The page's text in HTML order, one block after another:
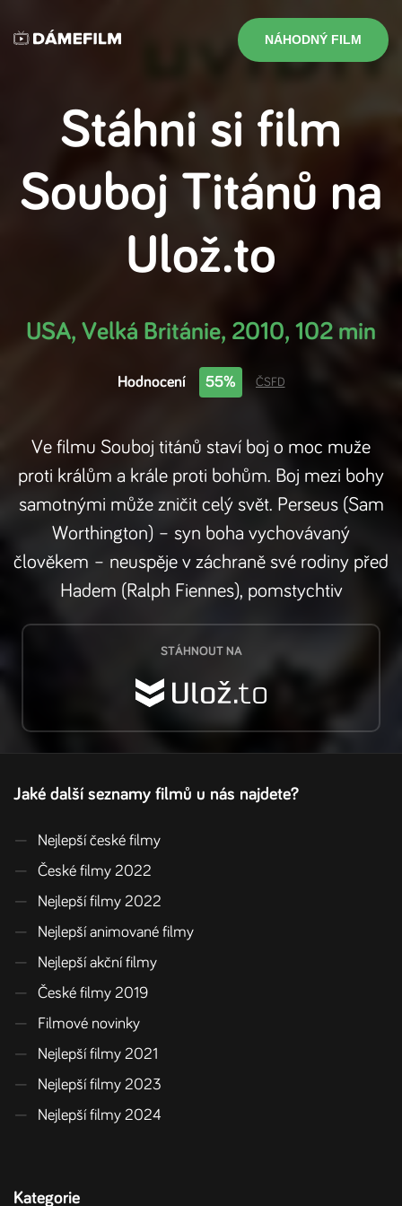
NÁHODNÝ FILM
Stáhni si film
Souboj Titánů na
Ulož.to
USA, Velká Británie, 2010, 102 min
Hodnocení 55% ČSFD
Ve filmu Souboj titánů staví boj o moc muže
proti králům a krále proti bohům. Boj mezi bohy
samotnými může zničit celý svět. Perseus (Sam
Worthington) – syn boha vychovávaný
člověkem – neuspěje v záchraně své rodiny před
Hadem (Ralph Fiennes), pomstychtiv
STÁHNOUT NA
Jaké další seznamy filmů u nás najdete?
—
Nejlepší české filmy
—
České filmy 2022
—
Nejlepší filmy 2022
—
Nejlepší animované filmy
—
Nejlepší akční filmy
—
České filmy 2019
—
Filmové novinky
—
Nejlepší filmy 2021
—
Nejlepší filmy 2023
—
Nejlepší filmy 2024
Kategorie